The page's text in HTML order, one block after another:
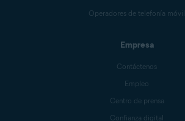
Operadores de telefonía móvil
Empresa
Contáctenos
Empleo
Centro de prensa
Confianza digital